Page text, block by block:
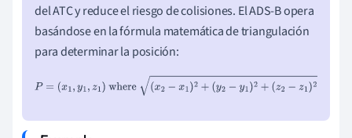
del ATC y reduce el riesgo de colisiones. El ADS-B opera
basándose en la fórmula matemática de triangulación
para determinar la posición:
P=(x1,y1,z1)where(x2−x1)2+(y2−y1)2+(z2−z1 )2